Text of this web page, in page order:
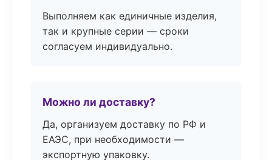
Выполняем как единичные изделия,
так и крупные серии — сроки
согласуем индивидуально.
Можно ли доставку?
Да, организуем доставку по РФ и
ЕАЭС, при необходимости —
экспортную упаковку.